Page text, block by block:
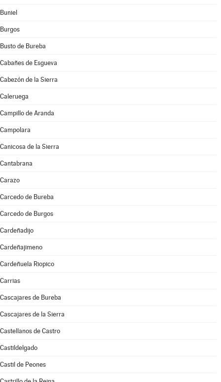
Buniel
Burgos
Busto de Bureba
Cabañes de Esgueva
Cabezón de la Sierra
Caleruega
Campillo de Aranda
Campolara
Canicosa de la Sierra
Cantabrana
Carazo
Carcedo de Bureba
Carcedo de Burgos
Cardeñadijo
Cardeñajimeno
Cardeñuela Riopico
Carrias
Cascajares de Bureba
Cascajares de la Sierra
Castellanos de Castro
Castildelgado
Castil de Peones